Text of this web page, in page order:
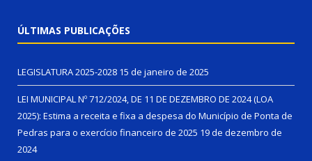
ÚLTIMAS PUBLICAÇÕES
LEGISLATURA 2025-2028 15 de janeiro de 2025
LEI MUNICIPAL Nº 712/2024, DE 11 DE DEZEMBRO DE 2024 (LOA
2025): Estima a receita e fixa a despesa do Município de Ponta de
Pedras para o exercício financeiro de 2025 19 de dezembro de
2024